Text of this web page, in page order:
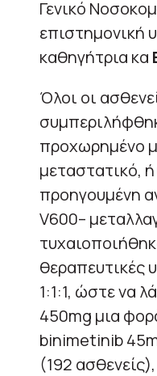
Γενικό
επιστημονική
καθηγήτρια κα
Όλοι οι
προχωρημένο
μεταστατικό,
προηγουμένη
V600–
θεραπευτικές
1:1:1, ώστε να
450mg μια
binimetinib
(192